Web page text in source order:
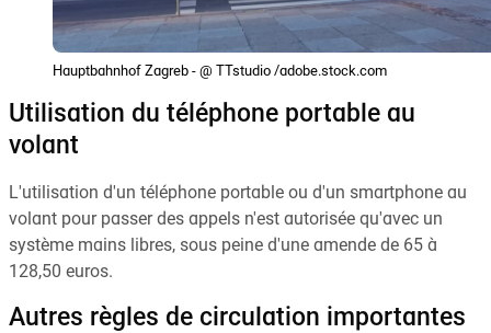
Hauptbahnhof Zagreb - @ TTstudio /adobe.stock.com
Utilisation du téléphone portable au
volant
L'utilisation d'un téléphone portable ou d'un smartphone au
volant pour passer des appels n'est autorisée qu'avec un
système mains libres, sous peine d'une amende de 65 à
128,50 euros.
Autres règles de circulation importantes